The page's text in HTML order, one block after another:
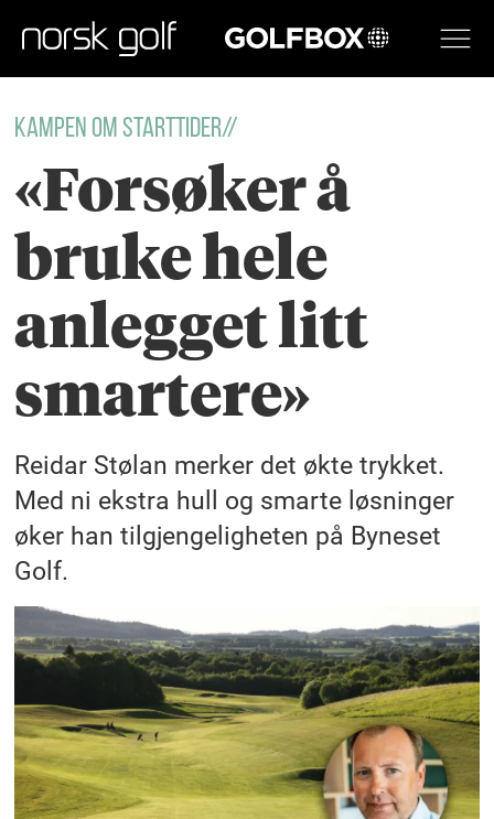
GOLFBOX
KAMPEN OM STARTTIDER//
«Forsøker å
bruke hele
anlegget litt
smartere»
Reidar Stølan merker det økte trykket.
Med ni ekstra hull og smarte løsninger
øker han tilgjengeligheten på Byneset
Golf.